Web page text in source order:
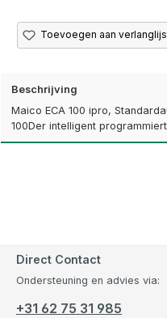
Toevoegen aan
Beschrijving
Maico ECA 100 ipro,
100Der intelligent
Direct Contact
Ondersteuning en advies via:
+31 62 75 31 985